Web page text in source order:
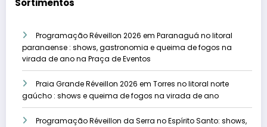
Sortimentos
Programação Réveillon 2026 em Paranaguá no litoral
paranaense : shows, gastronomia e queima de fogos na
virada de ano na Praça de Eventos
Praia Grande Réveillon 2026 em Torres no litoral norte
gaúcho : shows e queima de fogos na virada de ano
Programação Réveillon da Serra no Espírito Santo: shows,